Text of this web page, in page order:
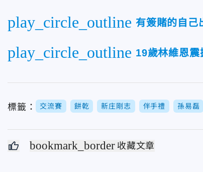
play_circle_outline 有簽賭的自
play_circle_outline 19歲林維恩
標籤： 交流賽 餅乾 新庄剛志 伴手禮 孫易磊
bookmark_border 收藏文章